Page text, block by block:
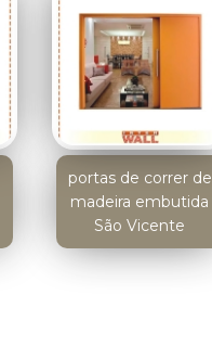
portas de correr de
madeira embutida
São Vicente